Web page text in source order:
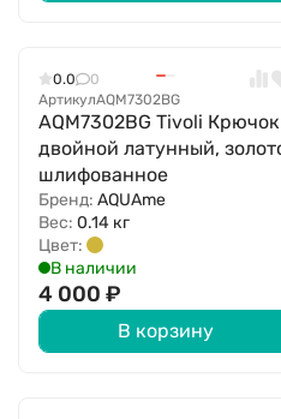
0.0
0
АртикулAQM7302BG
AQM7302BG Tivoli Крючок
двойной латунный,
шлифованное
Бренд:AQUAme
Вес:0.14 кг
Цвет:
В наличии
4 000₽
В корзину